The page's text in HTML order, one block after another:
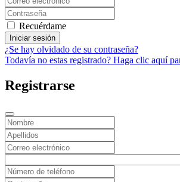
Recuérdame
Iniciar sesión
¿Se hay olvidado de su contraseña?
Todavía no estas registrado? Haga clic aquí
Registrarse